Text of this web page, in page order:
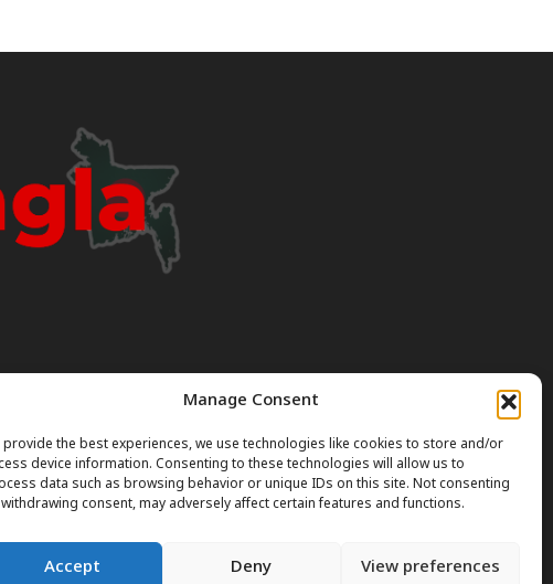
Manage Consent
provide the best experiences, we use technologies like cookies to store and/or
device information. Consenting to these technologies will allow us to
data such as browsing behavior or unique IDs on this site. Not consenting
consent, may adversely affect certain features and functions.
Accept Deny View preferences
AI can occasionally produce incorrect or outdated
legal or professional advice. Always verify official rules